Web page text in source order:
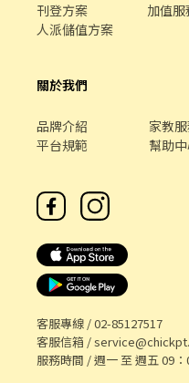
刊登方案 加值服
人派儲值方案
關於我們
品牌介紹 家教
平台規範
幫助
客服專線 /02-85127517
客服信箱 /
服務時間 / 週一 至 週五 09